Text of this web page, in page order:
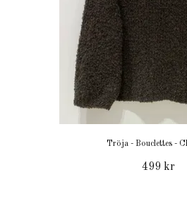
Tröja - Bouclettes -
499 kr